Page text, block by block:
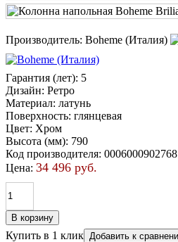
Производитель: Boheme (Италия)
Гарантия (лет): 5
Дизайн: Ретро
Материал: латунь
Поверхность: глянцевая
Цвет: Хром
Высота (мм): 790
Код производителя: 0006000902768
Цена: 34 496 руб.
Купить в 1 клик